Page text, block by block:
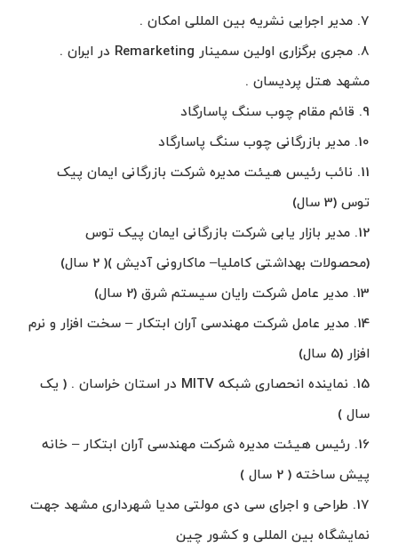
7. مدیر اجرایی نشریه بین المللی امکان .
8. مجری برگزاری اولین سمینار Remarketing در ایران .
مشهد هتل پردیسان .
9. قائم مقام چوب سنگ پاسارگاد
10. مدیر بازرگانی چوب سنگ پاسارگاد
11. نائب رئیس هیئت مدیره شرکت بازرگانی ایمان پیک
توس (3 سال)
12. مدیر بازار یابی شرکت بازرگانی ایمان پیک توس
(محصولات بهداشتی کاملیا– ماکارونی آدیش )( 2 سال)
13. مدیر عامل شرکت رایان سیستم شرق (2 سال)
14. مدیر عامل شرکت مهندسی آران ابتکار – سخت افزار و نرم
افزار (5 سال)
15. نماینده انحصاری شبکه MITV در استان خراسان . ( یک
سال )
16. رئیس هیئت مدیره شرکت مهندسی آران ابتکار – خانه
پیش ساخته ( 2 سال )
17. طراحی و اجرای سی دی مولتی مدیا شهرداری مشهد جهت
نمایشگاه بین المللی و کشور چین